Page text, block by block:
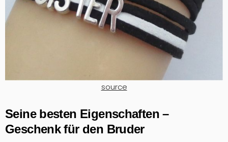
source
Seine besten Eigenschaften –
Geschenk für den Bruder